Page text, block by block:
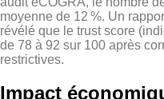
moyenne de 12 %. Un
révélé que le trust score
de 78 à 92 sur 100 après
restrictives.
Impact